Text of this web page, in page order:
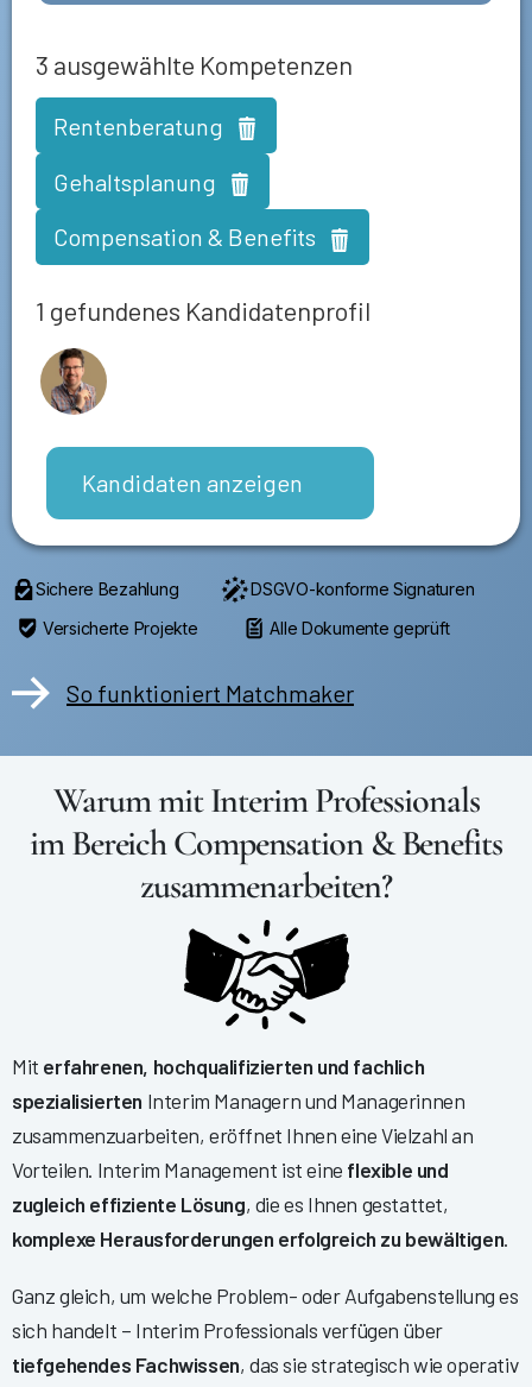
3 ausgewählte Kompetenzen
Rentenberatung
Gehaltsplanung
Compensation & Benefits
1 gefundenes Kandidatenprofil
Kandidaten anzeigen
Sichere Bezahlung
DSGVO-konforme Signaturen
Versicherte Projekte
Alle Dokumente geprüft
So funktioniert Matchmaker
Warum mit Interim Professionals
im Bereich Compensation & Benefits
zusammenarbeiten?
Mit erfahrenen, hochqualifizierten und fachlich
spezialisierten Interim Managern und Managerinnen
zusammenzuarbeiten, eröffnet Ihnen eine Vielzahl an
Vorteilen. Interim Management ist eine flexible und
zugleich effiziente Lösung, die es Ihnen gestattet,
komplexe Herausforderungen erfolgreich zu bewältigen.
Ganz gleich, um welche Problem- oder Aufgabenstellung es
sich handelt – Interim Professionals verfügen über
tiefgehendes Fachwissen, das sie strategisch wie operativ